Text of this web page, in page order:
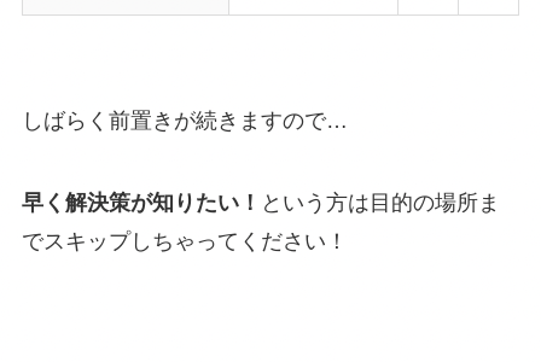
しばらく前置きが続きますので…
早く解決策が知りたい！ という方は目的の場所ま
でスキップしちゃってください！